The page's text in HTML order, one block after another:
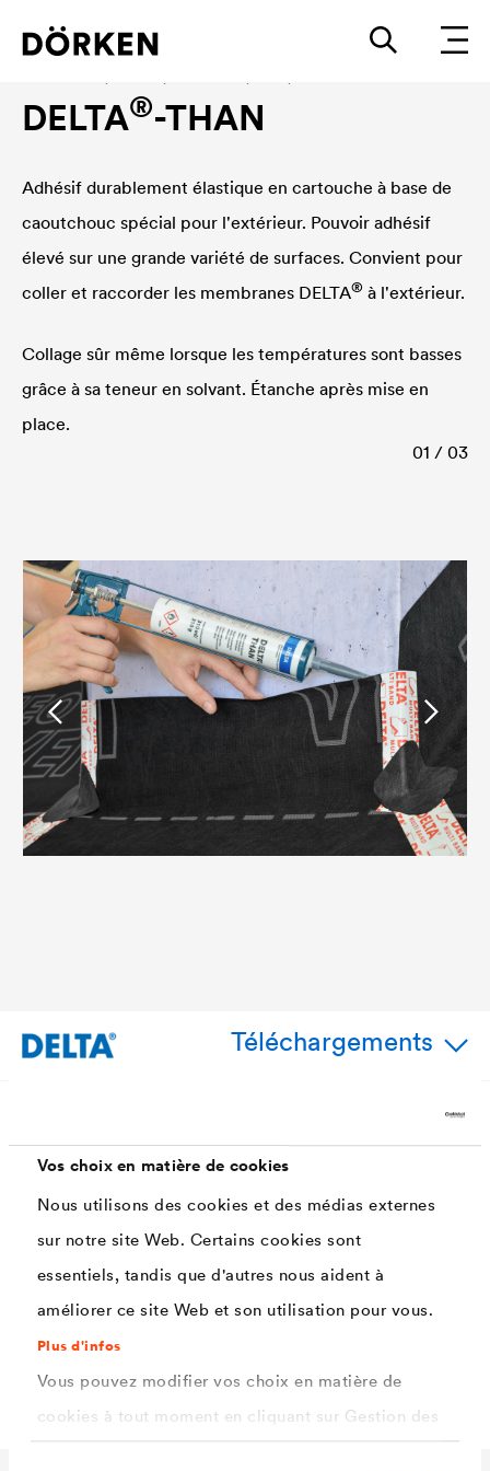
Vos choix en matière de cookies
Nous utilisons des cookies et des médias externes
sur notre site Web. Certains cookies sont
essentiels, tandis que d'autres nous aident à
améliorer ce site Web et son utilisation pour vous.
Plus d'infos
Vous pouvez modifier vos choix en matière de
cookies à tout moment en cliquant sur Gestion des
DELTA®-THAN
Adhésif durablement élastique en cartouche à base de
caoutchouc spécial pour l'extérieur. Pouvoir adhésif
élevé sur une grande variété de surfaces. Convient pour
coller et raccorder les membranes DELTA® à l'extérieur.
Collage sûr même lorsque les températures sont basses
grâce à sa teneur en solvant. Étanche après mise en
place.
01 / 03
Téléchargements
Applications
DELTA -THAN peut être utilisé pour coller et raccorder
tous les écrans de sous-toiture et pare-pluie DELTA
niveau des recouvrements et aux abouts de lés.